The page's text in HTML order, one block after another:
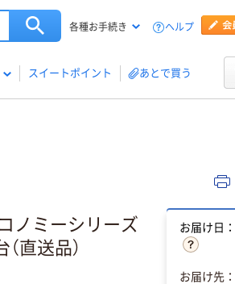
各種お手続き ヘルプ
スイートポイント あとで買う
ノミーシリーズ
直送品）
お届け日
お届け先：